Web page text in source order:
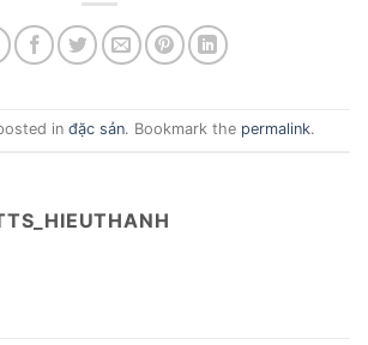
in đặc sản. Bookmark the permalink.